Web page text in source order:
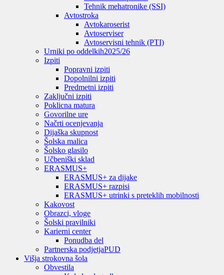
Tehnik mehatronike (SSI)
Avtostroka
Avtokaroserist
Avtoserviser
Avtoservisni tehnik (PTI)
Urniki po oddelkih2025/26
Izpiti
Popravni izpiti
Dopolnilni izpiti
Predmetni izpiti
Zaključni izpiti
Poklicna matura
Govorilne ure
Načrti ocenjevanja
Dijaška skupnost
Šolska malica
Šolsko glasilo
Učbeniški sklad
ERASMUS+
ERASMUS+ za dijake
ERASMUS+ razpisi
ERASMUS+ utrinki s preteklih mobilnosti
Kakovost
Obrazci, vloge
Šolski pravilniki
Karierni center
Ponudba del
Partnerska podjetjaPUD
Višja strokovna šola
Obvestila